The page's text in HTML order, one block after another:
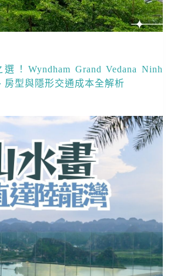
！Wyndham Grand Vedana Ninh
房型與隱形交通成本全解析